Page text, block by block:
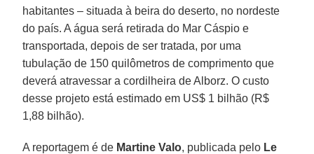
habitantes – situada à beira do deserto, no nordeste
do país. A água será retirada do Mar Cáspio e
transportada, depois de ser tratada, por uma
tubulação de 150 quilômetros de comprimento que
deverá atravessar a cordilheira de Alborz. O custo
desse projeto está estimado em US$ 1 bilhão (R$
1,88 bilhão).
A reportagem é de Martine Valo, publicada pelo Le